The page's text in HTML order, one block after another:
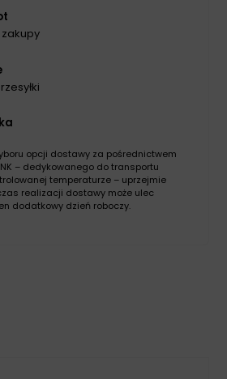
opcji dostawy za pośrednictwem
– dedykowanego do transportu
temperaturze – uprzejmie
realizacji dostawy może ulec
dodatkowy dzień roboczy.